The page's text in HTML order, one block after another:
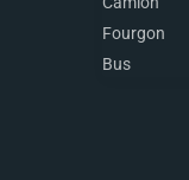
Fourgon
Bus